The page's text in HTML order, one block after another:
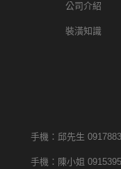
公司介紹
裝潢知識
手機：邱先生
手機：陳小姐